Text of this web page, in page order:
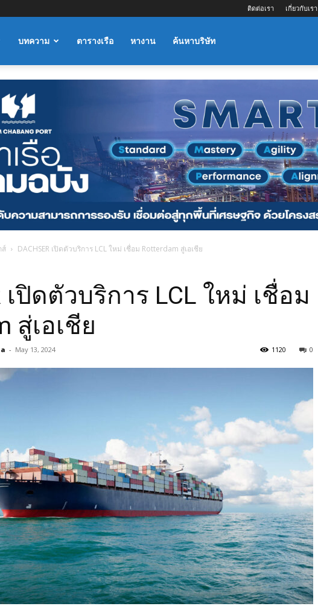
ติดต่อเรา เกี่ยวกับเรา
บทความ ตารางเรือ หางาน ค้นหาบริษัท
ส์ DACHSER เปิดตัวบริการ LCL ใหม่ เชื่อม Rotterdam สู่เอเชีย
เปิดตัวบริการ LCL ใหม่ เชื่อม
สู่เอเชีย
- May 13, 2024 0
1120